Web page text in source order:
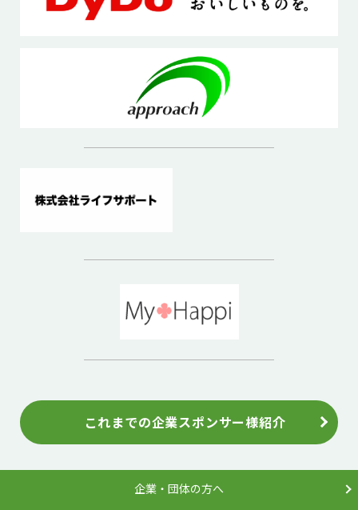
企業・団体の方へ
これまでの企業スポンサー様紹介